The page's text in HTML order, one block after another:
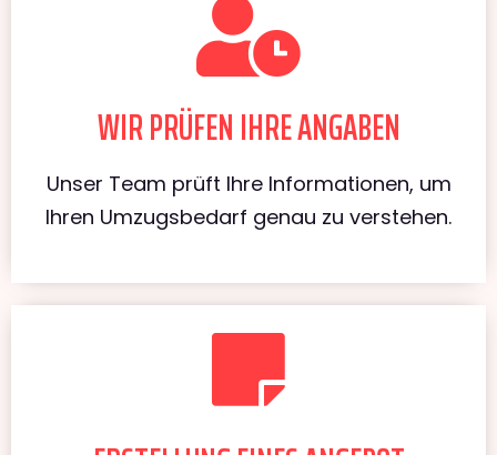
WIR PRÜFEN IHRE ANGABEN
Unser Team prüft Ihre Informationen, um
Ihren Umzugsbedarf genau zu verstehen.